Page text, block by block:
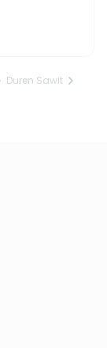
Duren Sawit